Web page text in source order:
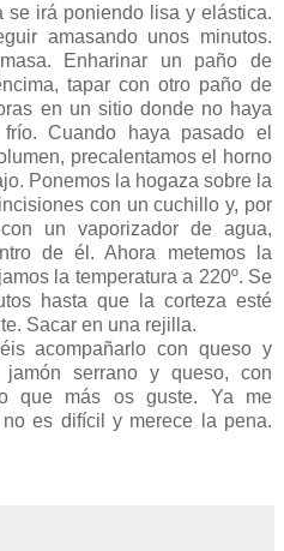
se irá poniendo lisa y elástica.
amasando unos minutos.
Enharinar un paño de
tapar con otro paño de
en un sitio donde no haya
Cuando haya pasado el
precalentamos el horno
Ponemos la hogaza sobre la
con un cuchillo y, por
un vaporizador de agua,
de él. Ahora metemos la
la temperatura a 220º. Se
hasta que la corteza esté
Sacar en una rejilla.
acompañarlo con queso y
jamón serrano y queso, con
que más os guste. Ya me
es difícil y merece la pena.